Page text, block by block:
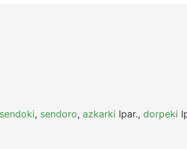
sendoki, sendoro, azkarki Ipar., dorpeki